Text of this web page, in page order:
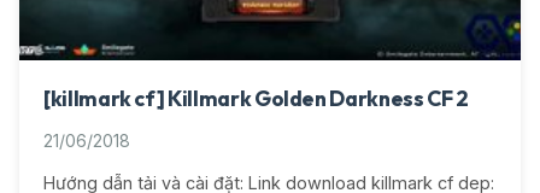
[killmark cf] Killmark Golden Darkness CF 2
21/06/2018
Hướng dẫn tải và cài đặt: Link download killmark cf dep: